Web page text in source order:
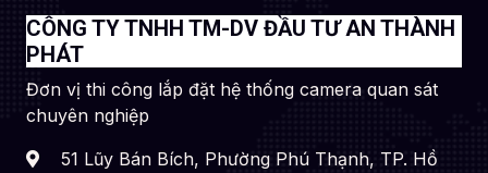
CÔNG TY TNHH TM-DV ĐẦU TƯ AN THÀNH
PHÁT
Đơn vị thi công lắp đặt hệ thống camera quan sát
chuyên nghiệp
51 Lũy Bán Bích, Phường Phú Thạnh, TP. Hồ